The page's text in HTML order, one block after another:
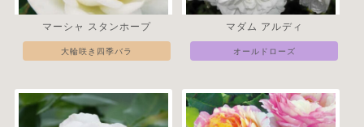
マーシャ スタンホープ
大輪咲き四季バラ
マダム アルディ
オールドローズ